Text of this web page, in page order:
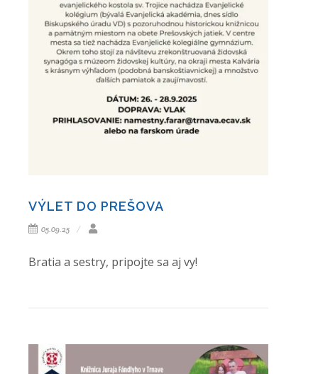
VÝLET DO PREŠOVA
05.09.25
Bratia a sestry, pripojte sa aj vy!